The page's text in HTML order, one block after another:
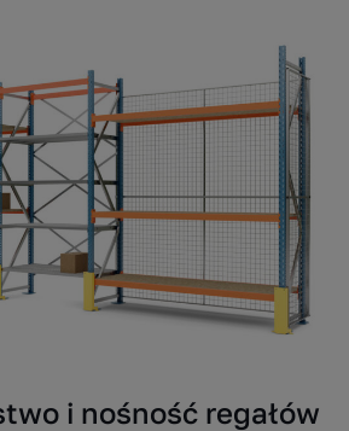
i nośność regałów